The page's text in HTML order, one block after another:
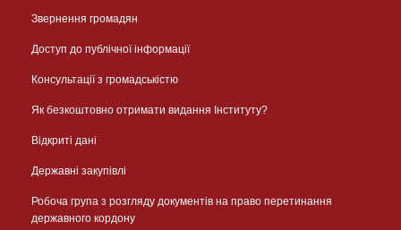
Звернення громадян
Доступ до публічної інформації
Консультації з громадськістю
Як безкоштовно отримати видання Інституту?
Відкриті дані
Державні закупівлі
Робоча група з розгляду документів на право перетинання
державного кордону